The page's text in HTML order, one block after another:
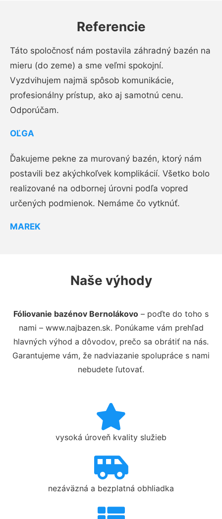
Referencie
Táto spoločnosť nám postavila záhradný bazén na
mieru (do zeme) a sme veľmi spokojní.
Vyzdvihujem najmä spôsob komunikácie,
profesionálny prístup, ako aj samotnú cenu.
Odporúčam.
OĽGA
Ďakujeme pekne za murovaný bazén, ktorý nám
postavili bez akýchkoľvek komplikácií. Všetko bolo
realizované na odbornej úrovni podľa vopred
určených podmienok. Nemáme čo vytknúť.
MAREK
Naše výhody
Fóliovanie bazénov Bernolákovo – poďte do toho s
nami – www.najbazen.sk. Ponúkame vám prehľad
hlavných výhod a dôvodov, prečo sa obrátiť na nás.
Garantujeme vám, že nadviazanie spolupráce s nami
nebudete ľutovať.
vysoká úroveň kvality služieb
nezáväzná a bezplatná obhliadka